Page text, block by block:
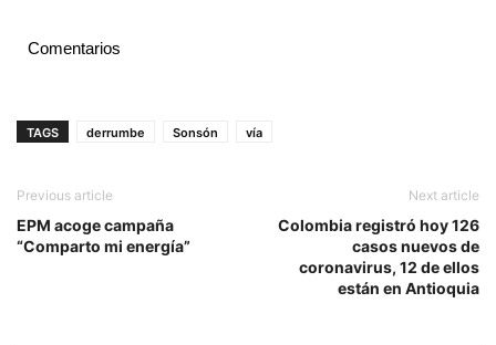
Comentarios
TAGS derrumbe Sonsón vía
Previous article
EPM acoge campaña
“Comparto mi energía”
Next article
Colombia registró hoy 126
casos nuevos de
coronavirus, 12 de ellos
están en Antioquia